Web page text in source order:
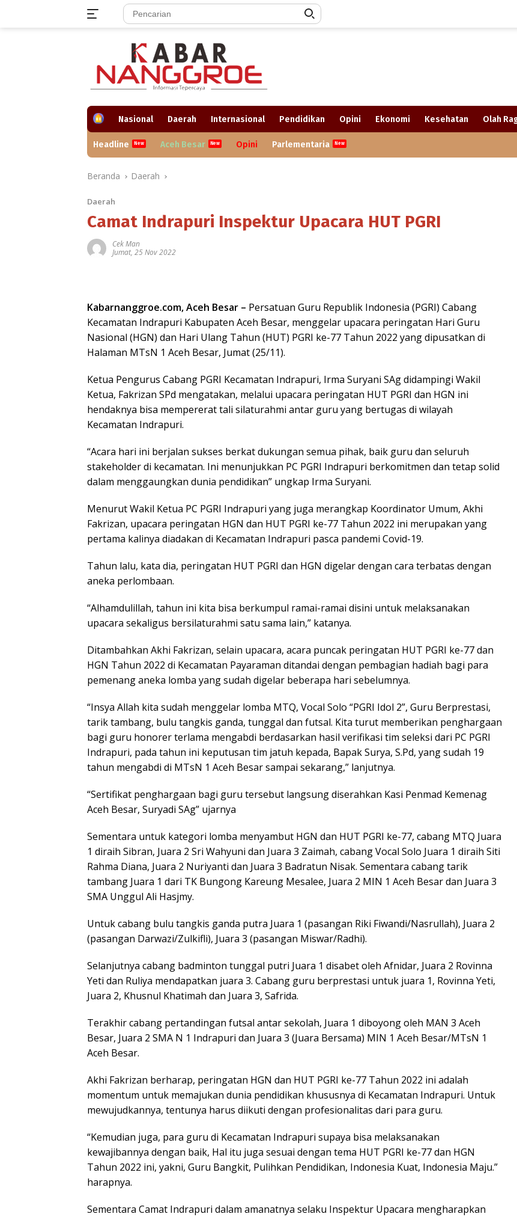
H
e
Nasional Daerah Internasional Pendidikan Opini Ekonomi Kesehatan Olah
Headline Aceh Besar Opini Parlementaria
Beranda Daerah
Daerah
Camat Indrapuri Inspektur Upacara HUT PGRI
Cek Man
Jumat, 25 Nov 2022
Kabarnanggroe.com, Aceh Besar – Persatuan Guru Republik Indonesia (PGRI) Cabang
Kecamatan Indrapuri Kabupaten Aceh Besar, menggelar upacara peringatan Hari Guru
Nasional (HGN) dan Hari Ulang Tahun (HUT) PGRI ke-77 Tahun 2022 yang dipusatkan di
Halaman MTsN 1 Aceh Besar, Jumat (25/11).
Ketua Pengurus Cabang PGRI Kecamatan Indrapuri, Irma Suryani SAg didampingi Wakil
Ketua, Fakrizan SPd mengatakan, melalui upacara peringatan HUT PGRI dan HGN ini
hendaknya bisa mempererat tali silaturahmi antar guru yang bertugas di wilayah
Kecamatan Indrapuri.
“Acara hari ini berjalan sukses berkat dukungan semua pihak, baik guru dan seluruh
stakeholder di kecamatan. Ini menunjukkan PC PGRI Indrapuri berkomitmen dan tetap solid
dalam menggaungkan dunia pendidikan” ungkap Irma Suryani.
Menurut Wakil Ketua PC PGRI Indrapuri yang juga merangkap Koordinator Umum, Akhi
Fakrizan, upacara peringatan HGN dan HUT PGRI ke-77 Tahun 2022 ini merupakan yang
pertama kalinya diadakan di Kecamatan Indrapuri pasca pandemi Covid-19.
Tahun lalu, kata dia, peringatan HUT PGRI dan HGN digelar dengan cara terbatas dengan
aneka perlombaan.
“Alhamdulillah, tahun ini kita bisa berkumpul ramai-ramai disini untuk melaksanakan
upacara sekaligus bersilaturahmi satu sama lain,” katanya.
Ditambahkan Akhi Fakrizan, selain upacara, acara puncak peringatan HUT PGRI ke-77 dan
HGN Tahun 2022 di Kecamatan Payaraman ditandai dengan pembagian hadiah bagi para
pemenang aneka lomba yang sudah digelar beberapa hari sebelumnya.
“Insya Allah kita sudah menggelar lomba MTQ, Vocal Solo “PGRI Idol 2”, Guru Berprestasi,
tarik tambang, bulu tangkis ganda, tunggal dan futsal. Kita turut memberikan penghargaan
bagi guru honorer terlama mengabdi berdasarkan hasil verifikasi tim seleksi dari PC PGRI
Indrapuri, pada tahun ini keputusan tim jatuh kepada, Bapak Surya, S.Pd, yang sudah 19
tahun mengabdi di MTsN 1 Aceh Besar sampai sekarang,” lanjutnya.
“Sertifikat penghargaan bagi guru tersebut langsung diserahkan Kasi Penmad Kemenag
Aceh Besar, Suryadi SAg” ujarnya
Sementara untuk kategori lomba menyambut HGN dan HUT PGRI ke-77, cabang MTQ Juara
1 diraih Sibran, Juara 2 Sri Wahyuni dan Juara 3 Zaimah, cabang Vocal Solo Juara 1 diraih Siti
Rahma Diana, Juara 2 Nuriyanti dan Juara 3 Badratun Nisak. Sementara cabang tarik
tambang Juara 1 dari TK Bungong Kareung Mesalee, Juara 2 MIN 1 Aceh Besar dan Juara 3
SMA Unggul Ali Hasjmy.
Untuk cabang bulu tangkis ganda putra Juara 1 (pasangan Riki Fiwandi/Nasrullah), Juara 2
(pasangan Darwazi/Zulkifli), Juara 3 (pasangan Miswar/Radhi).
Selanjutnya cabang badminton tunggal putri Juara 1 disabet oleh Afnidar, Juara 2 Rovinna
Yeti dan Ruliya mendapatkan juara 3. Cabang guru berprestasi untuk juara 1, Rovinna Yeti,
Juara 2, Khusnul Khatimah dan Juara 3, Safrida.
Terakhir cabang pertandingan futsal antar sekolah, Juara 1 diboyong oleh MAN 3 Aceh
Besar, Juara 2 SMA N 1 Indrapuri dan Juara 3 (Juara Bersama) MIN 1 Aceh Besar/MTsN 1
Aceh Besar.
Akhi Fakrizan berharap, peringatan HGN dan HUT PGRI ke-77 Tahun 2022 ini adalah
momentum untuk memajukan dunia pendidikan khususnya di Kecamatan Indrapuri. Untuk
mewujudkannya, tentunya harus diikuti dengan profesionalitas dari para guru.
“Kemudian juga, para guru di Kecamatan Indrapuri supaya bisa melaksanakan
kewajibannya dengan baik, Hal itu juga sesuai dengan tema HUT PGRI ke-77 dan HGN
Tahun 2022 ini, yakni, Guru Bangkit, Pulihkan Pendidikan, Indonesia Kuat, Indonesia Maju.”
harapnya.
Sementara Camat Indrapuri dalam amanatnya selaku Inspektur Upacara mengharapkan